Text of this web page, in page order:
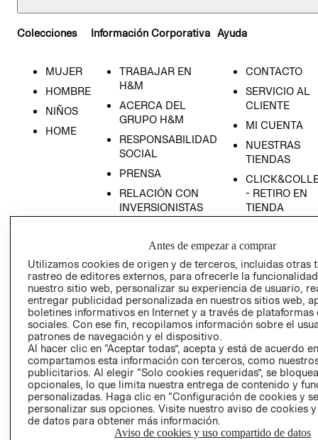
Colecciones
MUJER
HOMBRE
NIÑOS
HOME
Información Corporativa
TRABAJAR EN
H&M
ACERCA DEL
GRUPO H&M
RESPONSABILIDAD
SOCIAL
PRENSA
RELACIÓN CON
INVERSIONISTAS
EMPRESARIAL
Ayuda
CONTACTO
SERVICIO AL
CLIENTE
MI CUENTA
NUESTRAS
TIENDAS
- RETIRO EN
TIENDA
CONDICIONES
AVISO DE
PRIVACIDAD
GIFT CARD
AVISO DE
COOKIES
Chile ($)
Antes de empezar a comprar
Utilizamos cookies de origen y de terceros, incluidas otras
rastreo de editores externos, para ofrecerle la
nuestro sitio web, personalizar su experiencia de usuario,
entregar publicidad personalizada en nuestros sitios web,
boletines informativos en Internet y a través de plataformas
sociales. Con ese fin, recopilamos información sobre el
patrones de navegación y el dispositivo.
Al hacer clic en “Aceptar todas”, acepta y está de acuerdo
compartamos esta información con terceros, como
publicitarios. Al elegir “Solo cookies requeridas”, se
opcionales, lo que limita nuestra entrega de contenido y
personalizadas. Haga clic en “Configuración de cookies y
personalizar sus opciones. Visite nuestro aviso de cookies
de datos para obtener más información.
Aviso de cookies y uso compartido de datos